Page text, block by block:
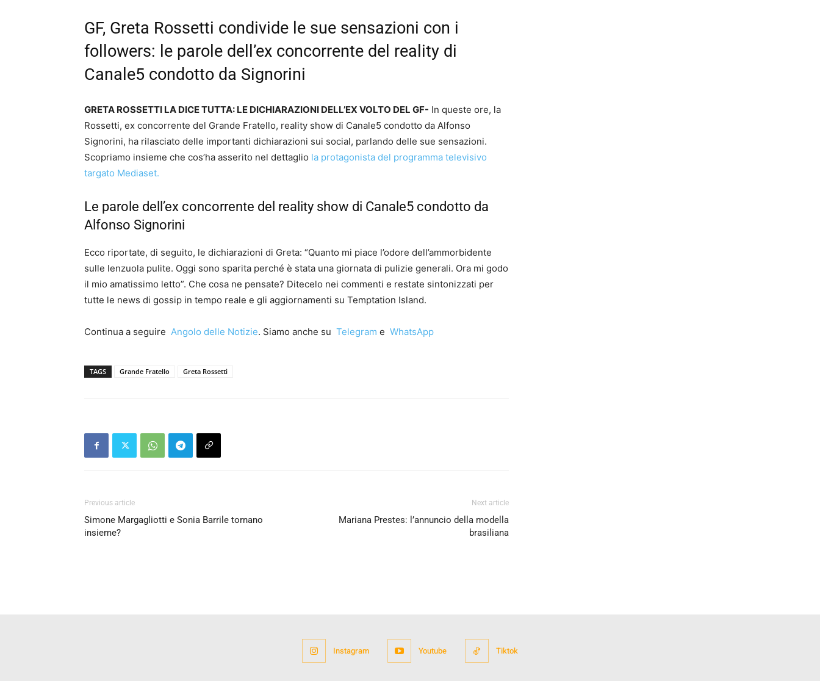
GF, Greta Rossetti condivide le sue sensazioni con i
followers: le parole dell’ex concorrente del reality di
Canale5 condotto da Signorini
GRETA ROSSETTI LA DICE TUTTA: LE DICHIARAZIONI DELL’EX VOLTO DEL GF- In queste ore, la
Rossetti, ex concorrente del Grande Fratello, reality show di Canale5 condotto da Alfonso
Signorini, ha rilasciato delle importanti dichiarazioni sui social, parlando delle sue sensazioni.
Scopriamo insieme che cos’ha asserito nel dettaglio la protagonista del programma televisivo
targato Mediaset.
Le parole dell’ex concorrente del reality show di Canale5 condotto da
Alfonso Signorini
Ecco riportate, di seguito, le dichiarazioni di Greta: “Quanto mi piace l’odore dell’ammorbidente
sulle lenzuola pulite. Oggi sono sparita perché è stata una giornata di pulizie generali. Ora mi godo
il mio amatissimo letto”. Che cosa ne pensate? Ditecelo nei commenti e restate sintonizzati per
tutte le news di gossip in tempo reale e gli aggiornamenti su Temptation Island.
Continua a seguire Angolo delle Notizie. Siamo anche su Telegram e WhatsApp
TAGS Grande Fratello Greta Rossetti
Previous article
Simone Margagliotti e Sonia Barrile tornano
insieme?
Next article
Mariana Prestes: l’annuncio della modella
brasiliana
Instagram Youtube Tiktok